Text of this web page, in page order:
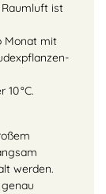
ist
Monat mit
°C.
werden.